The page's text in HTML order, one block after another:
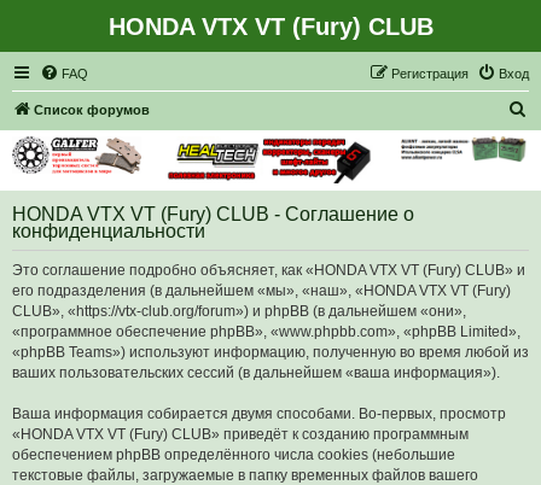
HONDA VTX VT (Fury) CLUB
FAQ Вход
Регистрация
Список форумов
с
HONDA VTX VT (Fury) CLUB - Соглашение о
конфиденциальности
Это соглашение подробно объясняет, как «HONDA VTX VT (Fury) CLUB» и
его подразделения (в дальнейшем «мы», «наш», «HONDA VTX VT (Fury)
CLUB», «https://vtx-club.org/forum») и phpBB (в дальнейшем «они»,
«программное обеспечение phpBB», «www.phpbb.com», «phpBB Limited»,
«phpBB Teams») используют информацию, полученную во время любой из
ваших пользовательских сессий (в дальнейшем «ваша информация»).
Ваша информация собирается двумя способами. Во-первых, просмотр
«HONDA VTX VT (Fury) CLUB» приведёт к созданию программным
обеспечением phpBB определённого числа cookies (небольшие
текстовые файлы, загружаемые в папку временных файлов вашего